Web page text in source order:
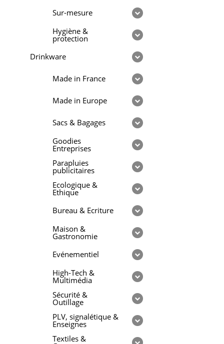
Sur-mesure
Hygiène &
protection
Drinkware
Made in France
Made in Europe
Sacs & Bagages
Goodies
Entreprises
Parapluies
publicitaires
Ecologique &
Ethique
Bureau & Ecriture
Maison &
Gastronomie
Evénementiel
High-Tech &
Multimédia
Sécurité &
Outillage
PLV, signalétique &
Enseignes
Textiles &